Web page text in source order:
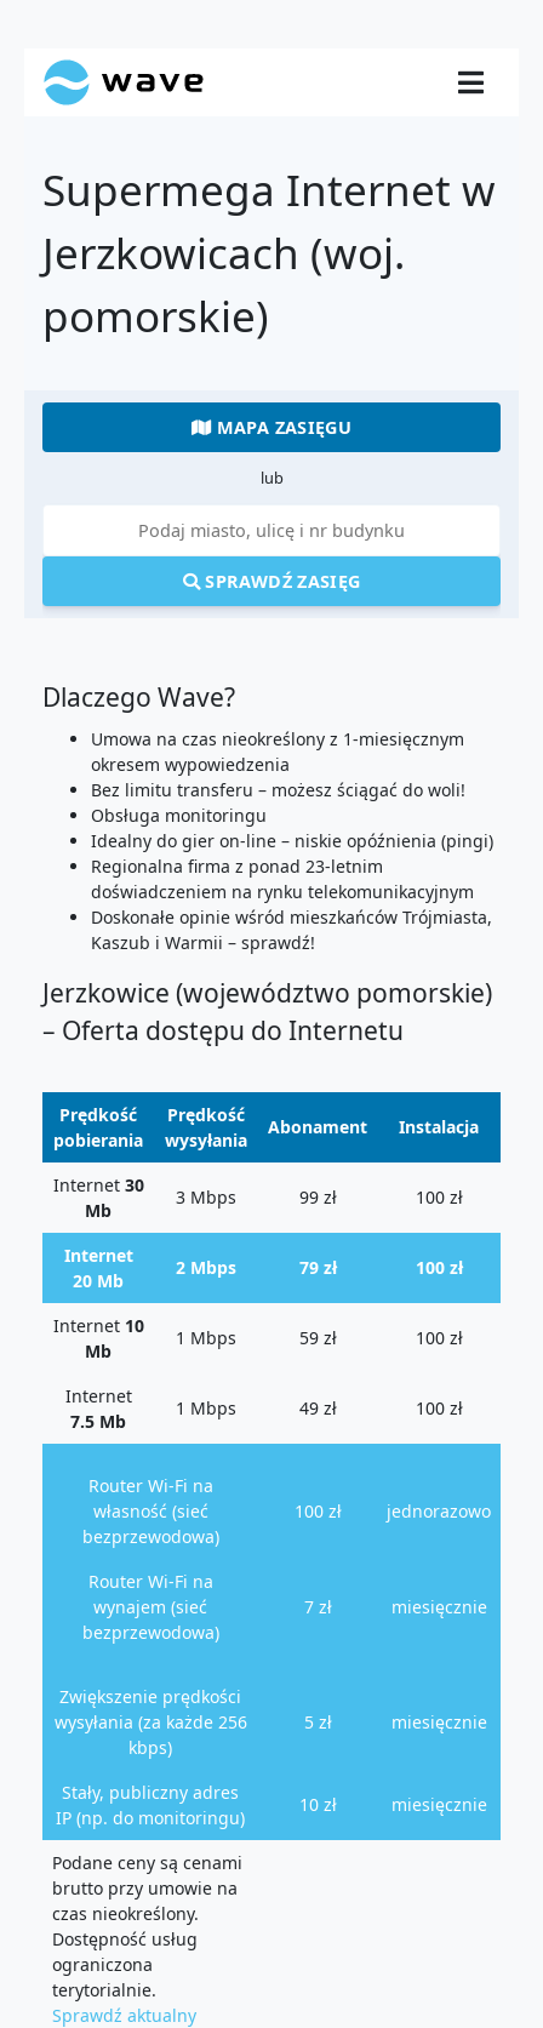
Supermega Internet w
Jerzkowicach (woj.
pomorskie)
MAPA ZASIĘGU
lub
SPRAWDŹ ZASIĘG
Dlaczego Wave?
Umowa na czas nieokreślony z 1-miesięcznym
okresem wypowiedzenia
Bez limitu transferu – możesz ściągać do woli!
Obsługa monitoringu
Idealny do gier on-line – niskie opóźnienia (pingi)
Regionalna firma z ponad 23-letnim
doświadczeniem na rynku telekomunikacyjnym
Doskonałe opinie wśród mieszkańców Trójmiasta,
Kaszub i Warmii – sprawdź!
Jerzkowice (województwo pomorskie)
– Oferta dostępu do Internetu
Prędkość
pobierania
Prędkość
wysyłania
Abonament Instalacja
Internet 30
Mb
3 Mbps 99 zł 100 zł
Internet
20 Mb
2 Mbps 79 zł 100 zł
Internet 10
Mb
1 Mbps 59 zł 100 zł
Internet
7.5 Mb
1 Mbps 49 zł 100 zł
Router Wi-Fi na
własność (sieć
bezprzewodowa)
100 zł jednorazowo
Router Wi-Fi na
wynajem (sieć
bezprzewodowa)
7 zł miesięcznie
Zwiększenie prędkości
wysyłania (za każde 256
kbps)
5 zł miesięcznie
Stały, publiczny adres
IP (np. do monitoringu)
10 zł miesięcznie
Podane ceny są cenami
brutto przy umowie na
czas nieokreślony.
Dostępność usług
ograniczona
terytorialnie.
Sprawdź aktualny